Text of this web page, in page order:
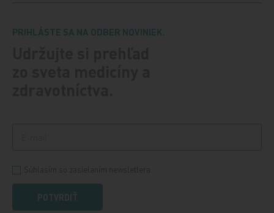
PRIHLÁSTE SA NA ODBER NOVINIEK.
POTVRDIŤ